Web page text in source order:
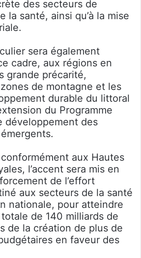
des secteurs de
la santé, ainsi qu’à la mise
sera également
cadre, aux régions en
grande précarité,
de montagne et les
durable du littoral
du Programme
développement des
aux Hautes
l’accent sera mis en
de l’effort
aux secteurs de la santé
nationale, pour atteindre
de 140 milliards de
de la création de plus de
en faveur des